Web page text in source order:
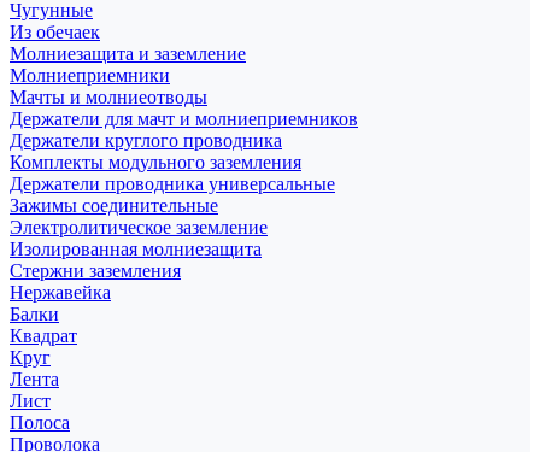
Чугунные
Из обечаек
Молниезащита и заземление
Молниеприемники
Мачты и молниеотводы
Держатели для мачт и молниеприемников
Держатели круглого проводника
Комплекты модульного заземления
Держатели проводника универсальные
Зажимы соединительные
Электролитическое заземление
Изолированная молниезащита
Стержни заземления
Нержавейка
Балки
Квадрат
Круг
Лента
Лист
Полоса
Проволока